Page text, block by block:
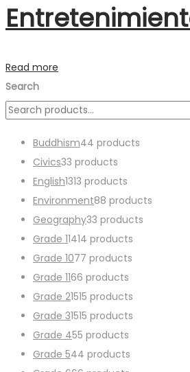
Read more
Search
Buddhism44 products
Civics33 products
English1313 products
Environment88 products
Geography33 products
Grade 11414 products
Grade 1077 products
Grade 1166 products
Grade 21515 products
Grade 31515 products
Grade 455 products
Grade 544 products